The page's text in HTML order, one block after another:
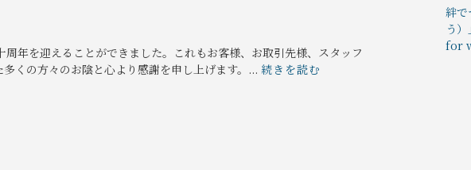
年を迎えることができました。これもお客様、お取引先様、スタッフ
くの方々のお陰と心より感謝を申し上げます。... 続きを読む
絆で
う
for